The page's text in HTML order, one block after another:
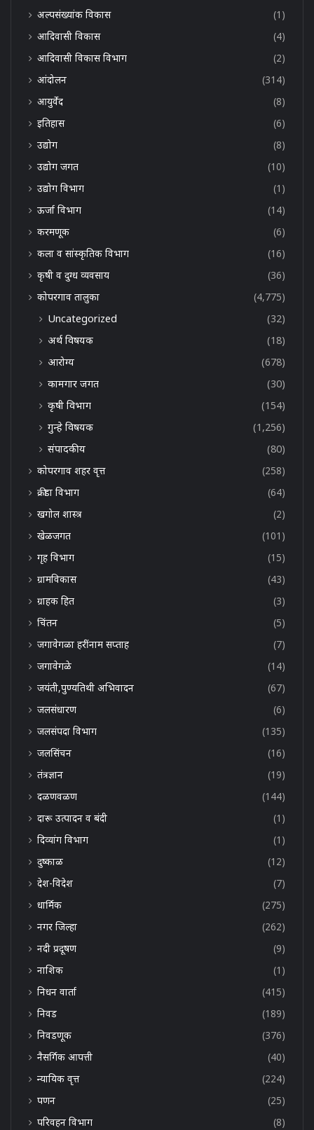
अल्पसंख्यांक विकास
(1)
आदिवासी विकास
(4)
आदिवासी विकास विभाग
(2)
आंदोलन
(314)
आयुर्वेद
(8)
इतिहास
(6)
उद्योग
(8)
उद्योग जगत
(10)
उद्योग विभाग
(1)
ऊर्जा विभाग
(14)
करमणूक
(6)
कला व सांस्कृतिक विभाग
(16)
कृषी व दुग्ध व्यवसाय
(36)
कोपरगाव तालुका
(4,775)
Uncategorized
(32)
अर्थ विषयक
(18)
आरोग्य
(678)
कामगार जगत
(30)
कृषी विभाग
(154)
गुन्हे विषयक
(1,256)
संपादकीय
(80)
कोपरगाव शहर वृत्त
(258)
क्रीडा विभाग
(64)
खगोल शास्त्र
(2)
खेळजगत
(101)
गृह विभाग
(15)
ग्रामविकास
(43)
ग्राहक हित
(3)
चिंतन
(5)
जगावेगळा हरींनाम सप्ताह
(7)
जगावेगळे
(14)
जयंती,पुण्यतिथी अभिवादन
(67)
जलसंधारण
(6)
जलसंपदा विभाग
(135)
जलसिंचन
(16)
तंत्रज्ञान
(19)
दळणवळण
(144)
दारू उत्पादन व बंदी
(1)
दिव्यांग विभाग
(1)
दुष्काळ
(12)
देश-विदेश
(7)
धार्मिक
(275)
नगर जिल्हा
(262)
नदी प्रदूषण
(9)
नाशिक
(1)
निधन वार्ता
(415)
निवड
(189)
निवडणूक
(376)
नैसर्गिक आपत्ती
(40)
न्यायिक वृत्त
(224)
पणन
(25)
परिवहन विभाग
(8)